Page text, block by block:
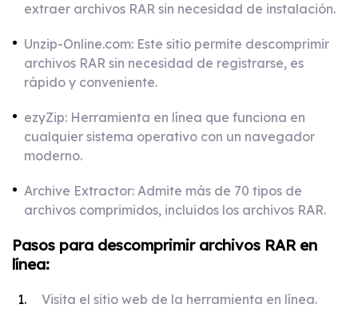
extraer archivos RAR sin necesidad de instalación.
Unzip-Online.com: Este sitio permite descomprimir
archivos RAR sin necesidad de registrarse, es
rápido y conveniente.
ezyZip: Herramienta en línea que funciona en
cualquier sistema operativo con un navegador
moderno.
Archive Extractor: Admite más de 70 tipos de
archivos comprimidos, incluidos los archivos RAR.
Pasos para descomprimir archivos RAR en
línea:
Visita el sitio web de la herramienta en línea.